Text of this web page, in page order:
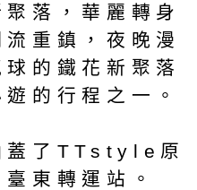
落，華麗轉身
重鎮，夜晚漫
的鐵花新聚落
的行程之一。
蓋了TTstyle原
東轉運站。